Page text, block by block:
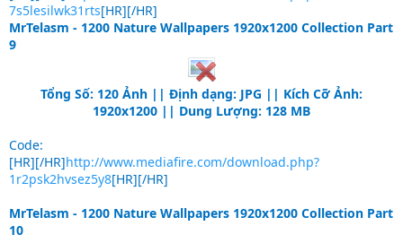
7s5lesilwk31rts[HR][/HR]
MrTelasm - 1200 Nature Wallpapers 1920x1200 Collection Part
9
Tổng Số: 120 Ảnh || Định dạng: JPG || Kích Cỡ Ảnh:
1920x1200 || Dung Lượng: 128 MB
Code:
[HR][/HR]http://www.mediafire.com/download.php?
1r2psk2hvsez5y8[HR][/HR]
MrTelasm - 1200 Nature Wallpapers 1920x1200 Collection Part
10